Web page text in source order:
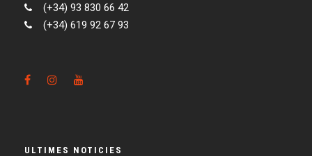
(+34) 93 830 66 42
(+34) 619 92 67 93
ULTIMES NOTICIES